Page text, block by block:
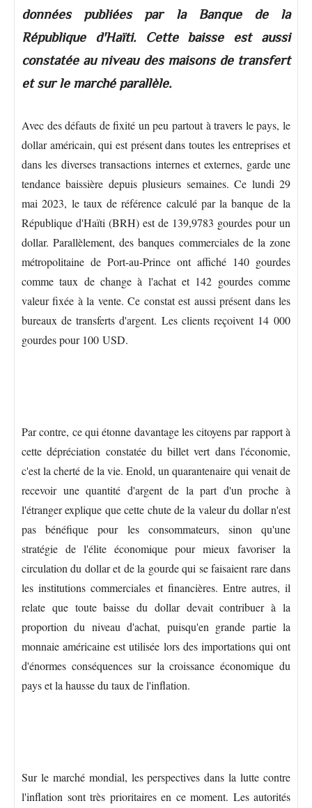
données publiées par la Banque de la
République d'Haïti. Cette baisse est aussi
constatée au niveau des maisons de transfert
et sur le marché parallèle.
Avec des défauts de fixité un peu partout à travers le pays, le
dollar américain, qui est présent dans toutes les entreprises et
dans les diverses transactions internes et externes, garde une
tendance baissière depuis plusieurs semaines. Ce lundi 29
mai 2023, le taux de référence calculé par la banque de la
République d'Haïti (BRH) est de 139,9783 gourdes pour un
dollar. Parallèlement, des banques commerciales de la zone
métropolitaine de Port-au-Prince ont affiché 140 gourdes
comme taux de change à l'achat et 142 gourdes comme
valeur fixée à la vente. Ce constat est aussi présent dans les
bureaux de transferts d'argent. Les clients reçoivent 14 000
gourdes pour 100 USD.
Par contre, ce qui étonne davantage les citoyens par rapport à
cette dépréciation constatée du billet vert dans l'économie,
c'est la cherté de la vie. Enold, un quarantenaire qui venait de
recevoir une quantité d'argent de la part d'un proche à
l'étranger explique que cette chute de la valeur du dollar n'est
pas bénéfique pour les consommateurs, sinon qu'une
stratégie de l'élite économique pour mieux favoriser la
circulation du dollar et de la gourde qui se faisaient rare dans
les institutions commerciales et financières. Entre autres, il
relate que toute baisse du dollar devait contribuer à la
proportion du niveau d'achat, puisqu'en grande partie la
monnaie américaine est utilisée lors des importations qui ont
d'énormes conséquences sur la croissance économique du
pays et la hausse du taux de l'inflation.
Sur le marché mondial, les perspectives dans la lutte contre
l'inflation sont très prioritaires en ce moment. Les autorités